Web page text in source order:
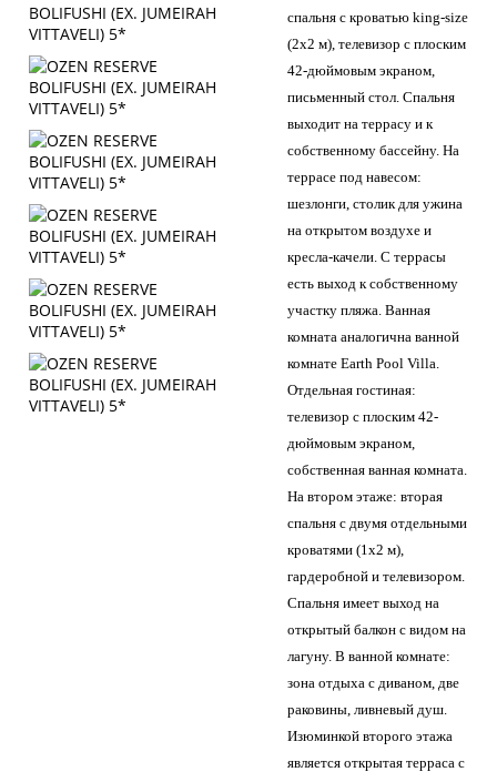
спальня с кроватью king-size
(2х2 м), телевизор с плоским
42-дюймовым экраном,
письменный стол. Спальня
выходит на террасу и к
собственному бассейну. На
террасе под навесом:
шезлонги, столик для ужина
на открытом воздухе и
кресла-качели. С террасы
есть выход к собственному
участку пляжа. Ванная
комната аналогична ванной
комнате Earth Pool Villa.
Отдельная гостиная:
телевизор с плоским 42-
дюймовым экраном,
собственная ванная комната.
На втором этаже: вторая
спальня с двумя отдельными
кроватями (1х2 м),
гардеробной и телевизором.
Спальня имеет выход на
открытый балкон с видом на
лагуну. В ванной комнате:
зона отдыха с диваном, две
раковины, ливневый душ.
Изюминкой второго этажа
является открытая терраса с